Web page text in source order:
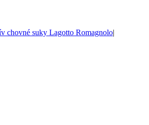
chovné suky Lagotto Romagnolo|